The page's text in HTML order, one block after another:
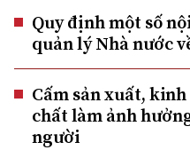
Quy định một số
quản lý Nhà nước
Cấm sản xuất,
chất làm ảnh
người